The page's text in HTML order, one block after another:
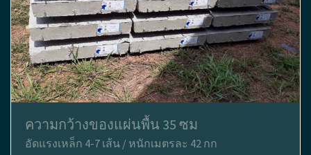
ความกว้างของแผ่นพื้น 35 ซม
อัดแรงเหล็ก 4-7 เส้น / หนักเมตรละ 42 กก